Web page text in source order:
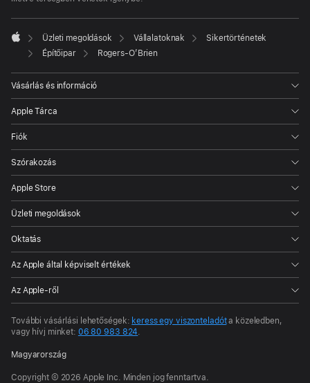

Apple
Üzleti megoldások Vállalatoknak
Sikertörténetek
Építőipar
Rogers-O’Brien
Vásárlás és információ
Apple Tárca
Fiók
Szórakozás
Apple Store
Üzleti megoldások
Oktatás
Az Apple által képviselt értékek
Az Apple-ről
További vásárlási lehetőségek: keress egy viszonteladóta közeledben,
vagy hívj minket: 06 80 983 824.
Magyarország
Copyright © 2026 Apple Inc. Minden jog fenntartva.